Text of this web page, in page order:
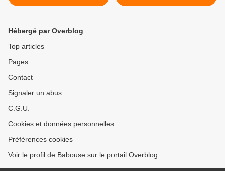
Hébergé par Overblog
Top articles
Pages
Contact
Signaler un abus
C.G.U.
Cookies et données personnelles
Préférences cookies
Voir le profil de Babouse sur le portail Overblog